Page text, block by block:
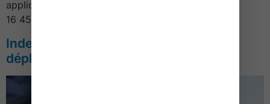
applicableMaladie-maternité *Revenus inférieurs à
16 454 …
Indemnités forfaitaires petits
déplacements – Année 2022